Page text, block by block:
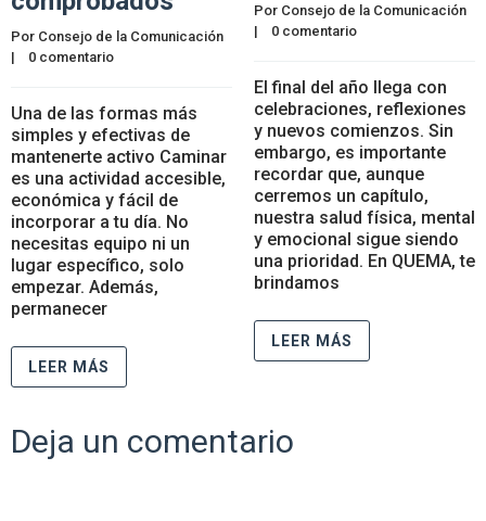
Por Consejo de la Comunicación
| 0 comentario
Una de las formas más
simples y efectivas de
mantenerte activo Caminar
es una actividad accesible,
económica y fácil de
incorporar a tu día. No
necesitas equipo ni un
lugar específico, solo
empezar. Además,
permanecer
LEER MÁS
Por Consejo de la Comunicación
| 0 comentario
El final del año llega con
celebraciones, reflexiones
y nuevos comienzos. Sin
embargo, es importante
recordar que, aunque
cerremos un capítulo,
nuestra salud física, mental
y emocional sigue siendo
una prioridad. En QUEMA, te
brindamos
LEER MÁS
Deja un comentario